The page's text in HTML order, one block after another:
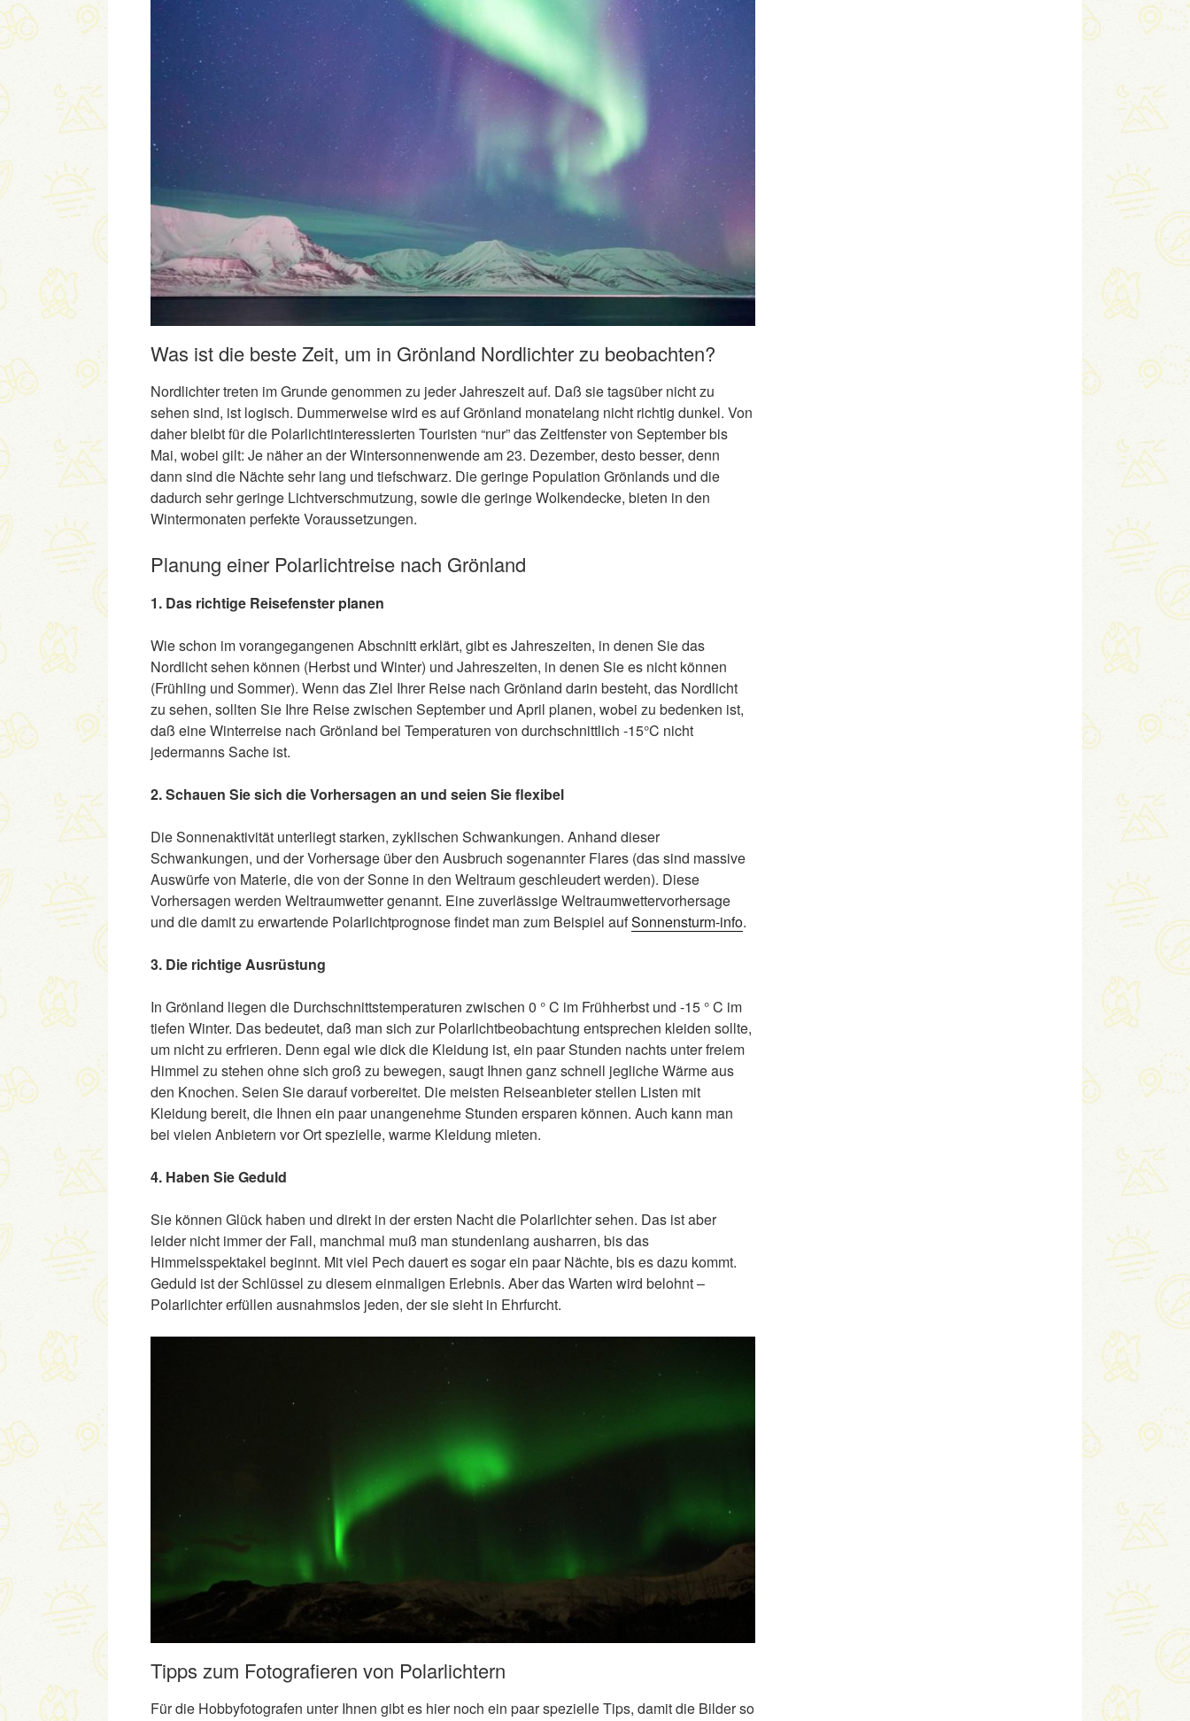
Was ist die beste Zeit, um in Grönland Nordlichter zu beobachten?
Nordlichter treten im Grunde genommen zu jeder Jahreszeit auf. Daß sie tagsüber nicht zu
sehen sind, ist logisch. Dummerweise wird es auf Grönland monatelang nicht richtig dunkel. Von
daher bleibt für die Polarlichtinteressierten Touristen “nur” das Zeitfenster von September bis
Mai, wobei gilt: Je näher an der Wintersonnenwende am 23. Dezember, desto besser, denn
dann sind die Nächte sehr lang und tiefschwarz. Die geringe Population Grönlands und die
dadurch sehr geringe Lichtverschmutzung, sowie die geringe Wolkendecke, bieten in den
Wintermonaten perfekte Voraussetzungen.
Planung einer Polarlichtreise nach Grönland
1. Das richtige Reisefenster planen
Wie schon im vorangegangenen Abschnitt erklärt, gibt es Jahreszeiten, in denen Sie das
Nordlicht sehen können (Herbst und Winter) und Jahreszeiten, in denen Sie es nicht können
(Frühling und Sommer). Wenn das Ziel Ihrer Reise nach Grönland darin besteht, das Nordlicht
zu sehen, sollten Sie Ihre Reise zwischen September und April planen, wobei zu bedenken ist,
daß eine Winterreise nach Grönland bei Temperaturen von durchschnittlich -15°C nicht
jedermanns Sache ist.
2. Schauen Sie sich die Vorhersagen an und seien Sie flexibel
Die Sonnenaktivität unterliegt starken, zyklischen Schwankungen. Anhand dieser
Schwankungen, und der Vorhersage über den Ausbruch sogenannter Flares (das sind massive
Auswürfe von Materie, die von der Sonne in den Weltraum geschleudert werden). Diese
Vorhersagen werden Weltraumwetter genannt. Eine zuverlässige Weltraumwettervorhersage
und die damit zu erwartende Polarlichtprognose findet man zum Beispiel aufSonnensturm-info.
3. Die richtige Ausrüstung
In Grönland liegen die Durchschnittstemperaturen zwischen 0 ° C im Frühherbst und -15 ° C im
tiefen Winter. Das bedeutet, daß man sich zur Polarlichtbeobachtung entsprechen kleiden sollte,
um nicht zu erfrieren. Denn egal wie dick die Kleidung ist, ein paar Stunden nachts unter freiem
Himmel zu stehen ohne sich groß zu bewegen, saugt Ihnen ganz schnell jegliche Wärme aus
den Knochen. Seien Sie darauf vorbereitet. Die meisten Reiseanbieter stellen Listen mit
Kleidung bereit, die Ihnen ein paar unangenehme Stunden ersparen können. Auch kann man
bei vielen Anbietern vor Ort spezielle, warme Kleidung mieten.
4. Haben Sie Geduld
Sie können Glück haben und direkt in der ersten Nacht die Polarlichter sehen. Das ist aber
leider nicht immer der Fall, manchmal muß man stundenlang ausharren, bis das
Himmelsspektakel beginnt. Mit viel Pech dauert es sogar ein paar Nächte, bis es dazu kommt.
Geduld ist der Schlüssel zu diesem einmaligen Erlebnis. Aber das Warten wird belohnt –
Polarlichter erfüllen ausnahmslos jeden, der sie sieht in Ehrfurcht.
Tipps zum Fotografieren von Polarlichtern
Für die Hobbyfotografen unter Ihnen gibt es hier noch ein paar spezielle Tips, damit die Bilder so